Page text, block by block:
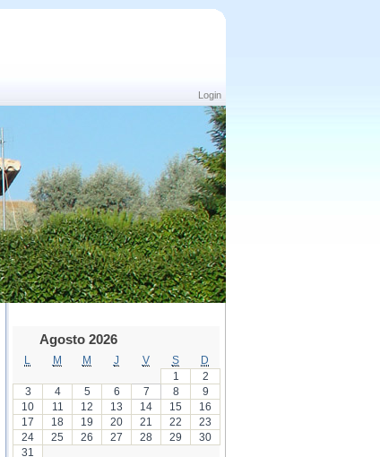
Login
Agosto 2026
M M J V S
D
1
2
3
4 5 6 7 8
9
10
11 12 13 14 15
16
17
18 19 20 21 22
23
24
25 26 27 28 29
30
31